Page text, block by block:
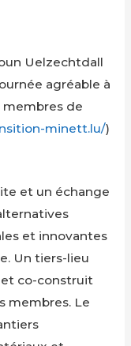
Uelzechtdall
agréable à
de
minett.lu/)
et un échange
et innovantes
Un tiers-lieu
co-construit
membres. Le